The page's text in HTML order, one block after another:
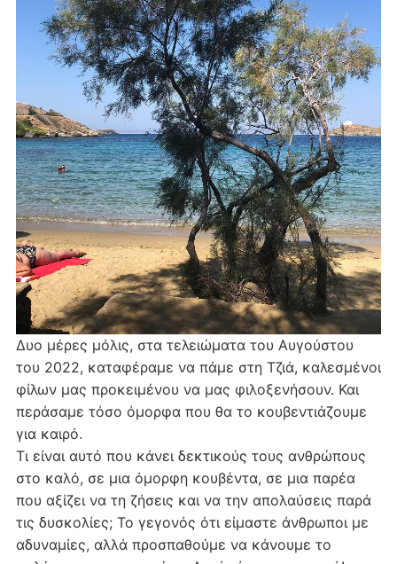
Δυο μέρες μόλις, στα τελειώματα του Αυγούστου
του 2022, καταφέραμε να πάμε στη Τζιά, καλεσμένοι
φίλων μας προκειμένου να μας φιλοξενήσουν. Και
περάσαμε τόσο όμορφα που θα το κουβεντιάζουμε
για καιρό.
Τι είναι αυτό που κάνει δεκτικούς τους ανθρώπους
στο καλό, σε μια όμορφη κουβέντα, σε μια παρέα
που αξίζει να τη ζήσεις και να την απολαύσεις παρά
τις δυσκολίες; Το γεγονός ότι είμαστε άνθρωποι με
αδυναμίες, αλλά προσπαθούμε να κάνουμε το